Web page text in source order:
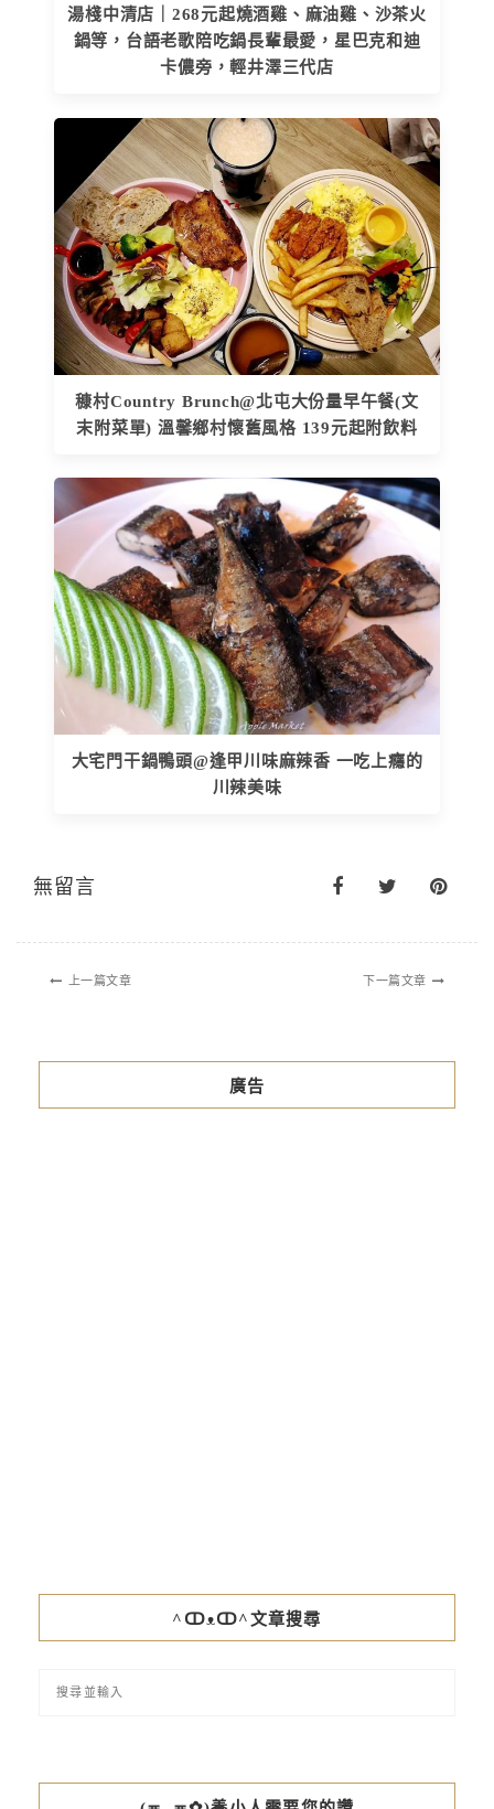
湯棧中清店｜268元起燒酒雞、麻油雞、沙茶火
鍋等，台語老歌陪吃鍋長輩最愛，星巴克和迪
卡儂旁，輕井澤三代店
穅村Country Brunch@北屯大份量早午餐(文
末附菜單) 溫馨鄉村懷舊風格 139元起附飲料
大宅門干鍋鴨頭@逢甲川味麻辣香 一吃上癮的
川辣美味
無留言
上一篇文章 下一篇文章
廣告
^ↀᴥↀ^文章搜尋